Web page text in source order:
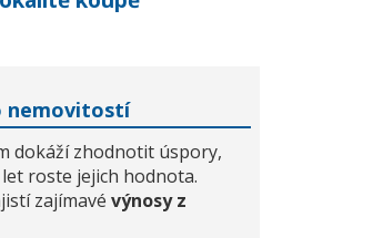
nemovitostí
dokáží zhodnotit úspory,
roste jejich hodnota.
zajímavé výnosy z